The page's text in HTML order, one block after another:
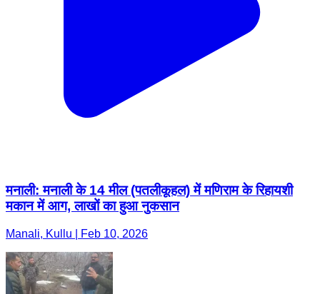
मनाली: मनाली के 14 मील (पतलीकूहल) में मणिराम के रिहायशी
मकान में आग, लाखों का हुआ नुकसान
Manali, Kullu | Feb 10, 2026